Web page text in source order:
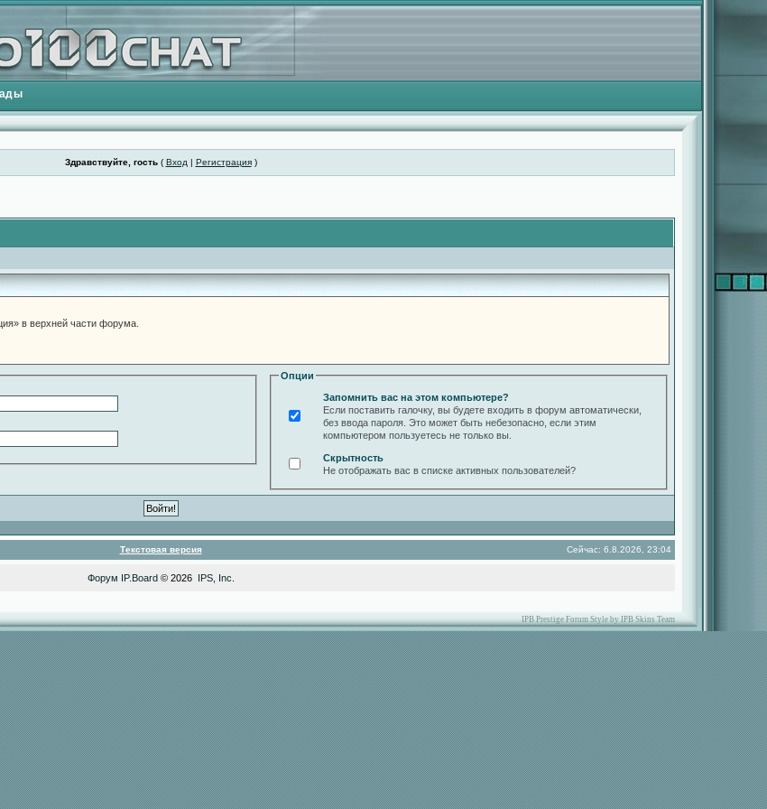
Здравствуйте, гость( Вход | Регистрация)
в верхней части форума.
Опции
Запомнить вас на этом компьютере?
Если поставить галочку, вы будете входить в форум автоматически,
без ввода пароля. Это может быть небезопасно, если этим
компьютером пользуетесь не только вы.
Скрытность
Не отображать вас в списке активных пользователей?
Текстовая версия Сейчас: 6.8.2026, 23:04
Форум IP.Board© 2026 IPS, Inc
IPB Prestige Forum Style by IPB Skins Team